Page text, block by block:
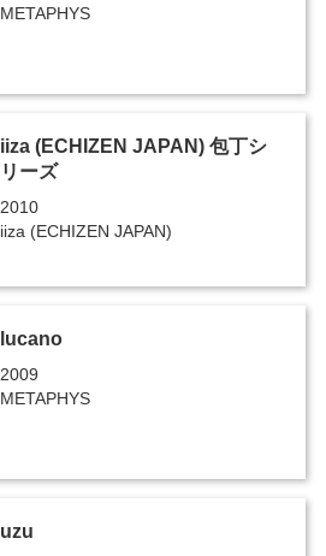
METAPHYS
iiza (ECHIZEN JAPAN) 包丁シ
リーズ
2010
iiza (ECHIZEN JAPAN)
lucano
2009
METAPHYS
uzu